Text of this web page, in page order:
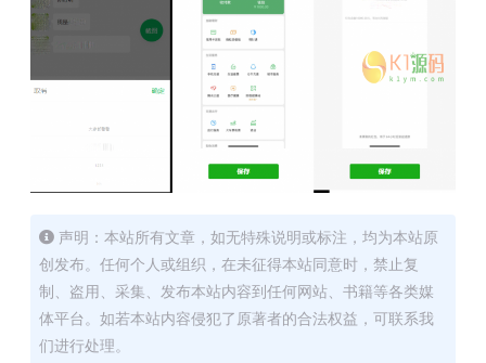
声明：本站所有文章，如无特殊说明或标注，均为本站原
创发布。任何个人或组织，在未征得本站同意时，禁止复
制、盗用、采集、发布本站内容到任何网站、书籍等各类媒
体平台。如若本站内容侵犯了原著者的合法权益，可联系我
们进行处理。